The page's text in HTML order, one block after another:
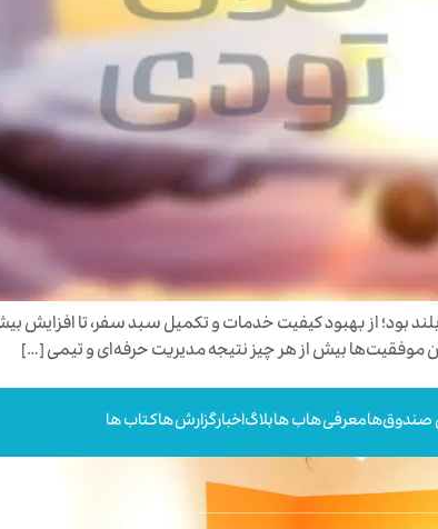
موفقیت‌ها بیش از هر چیز نتیجه مدیریت حرفه‌ای و تیمی […]
صندوق‌هامعرفی هاب هابلاگاخبارگزارش هاکتاب ها